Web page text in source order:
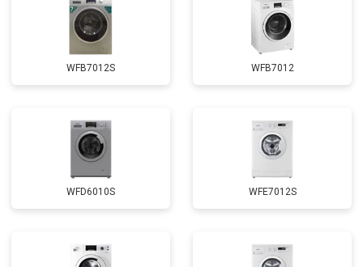
Замена ТЭН от 2300 ₽ Заказать
Замена заливного шланга от 2150 ₽ Заказать
Замена прессостата от 3350 ₽
Замена сливного насоса от 3450 ₽ Заказать
Замена УБЛ от 2100 ₽
WFB7012S WFB7012
WFD6010S WFE7012S